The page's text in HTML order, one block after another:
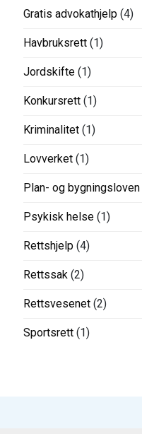
Gratis advokathjelp (4)
Havbruksrett (1)
Jordskifte (1)
Konkursrett (1)
Kriminalitet (1)
Lovverket (1)
Plan- og bygningsloven
Psykisk helse (1)
Rettshjelp (4)
Rettssak (2)
Rettsvesenet (2)
Sportsrett (1)